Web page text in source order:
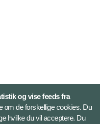
og vise feeds fra
de forskellige cookies. Du
hvilke du vil acceptere. Du